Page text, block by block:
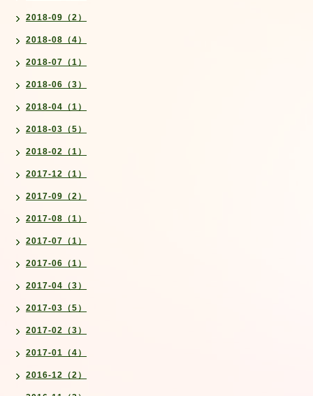
2018-09（2）
2018-08（4）
2018-07（1）
2018-06（3）
2018-04（1）
2018-03（5）
2018-02（1）
2017-12（1）
2017-09（2）
2017-08（1）
2017-07（1）
2017-06（1）
2017-04（3）
2017-03（5）
2017-02（3）
2017-01（4）
2016-12（2）